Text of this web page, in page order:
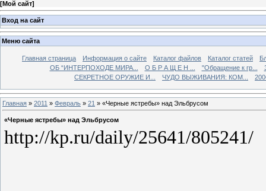
[Мой сайт]
Вход на сайт
Меню сайта
Главная страница Информация о сайте Каталог файлов Каталог статей
ОБ “ИНТЕРПОХОДЕ МИРА...
О Б Р А Щ Е Н ... "Обращение к гр...
СЕКРЕТНОЕ ОРУЖИЕ И...
ЧУДО ВЫЖИВАНИЯ: КОМ...
Главная » 2011 » Февраль » 21 » «Черные ястребы» над Эльбрусом
«Черные ястребы» над Эльбрусом
http://kp.ru/daily/25641/805241/